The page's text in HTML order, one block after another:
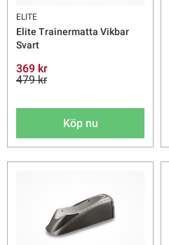
ELITE
Elite Trainermatta Vikbar
Svart
369 kr
479 kr
Köp nu